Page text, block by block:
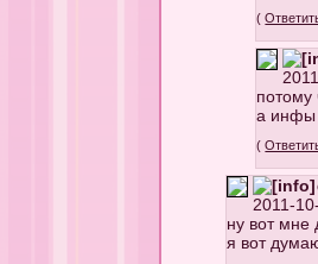
(
потому
а инфы
(
2011-
ну вот мне
я вот